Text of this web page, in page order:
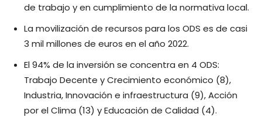
de trabajo y en cumplimiento de la normativa local.
La movilización de recursos para los ODS es de casi
3 mil millones de euros en el año 2022.
El 94% de la inversión se concentra en 4 ODS:
Trabajo Decente y Crecimiento económico (8),
Industria, Innovación e infraestructura (9), Acción
por el Clima (13) y Educación de Calidad (4).